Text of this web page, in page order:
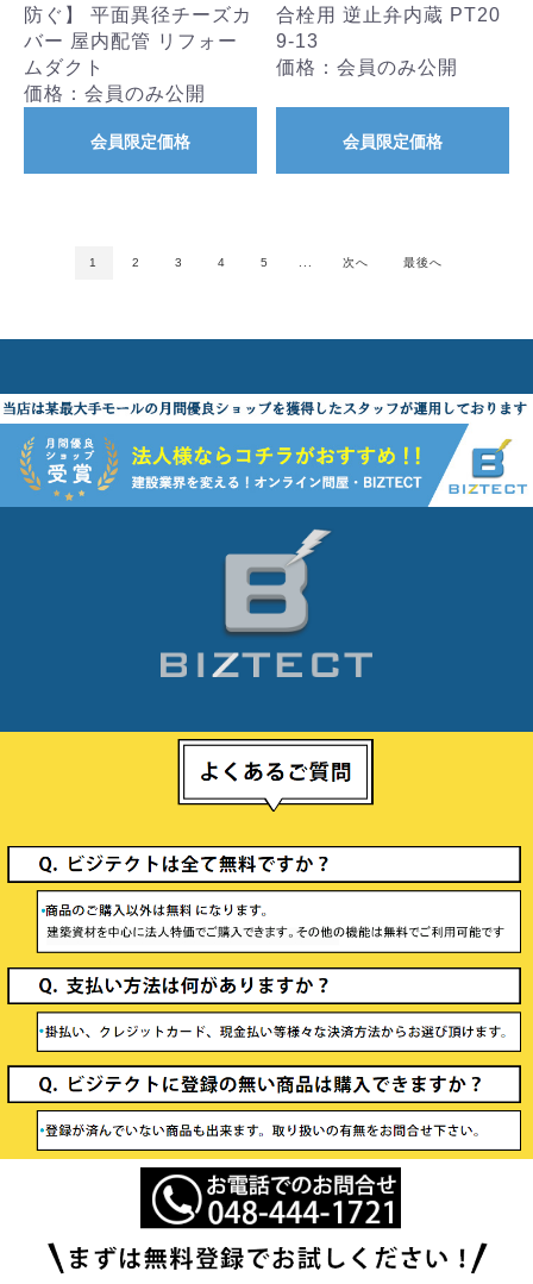
防ぐ】 平面異径チーズカ
バー 屋内配管 リフォー
ムダクト
価格：会員のみ公開
会員限定価格
合栓用 逆止弁内蔵 PT20
9-13
価格：会員のみ公開
会員限定価格
1 2 3 4 5 次へ 最後へ